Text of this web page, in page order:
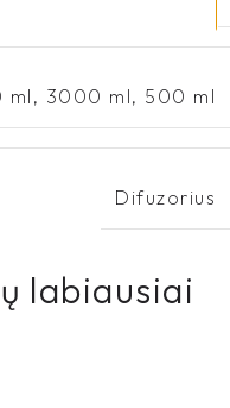
ml, 3000 ml, 500 ml
Difuzorius
labiausiai